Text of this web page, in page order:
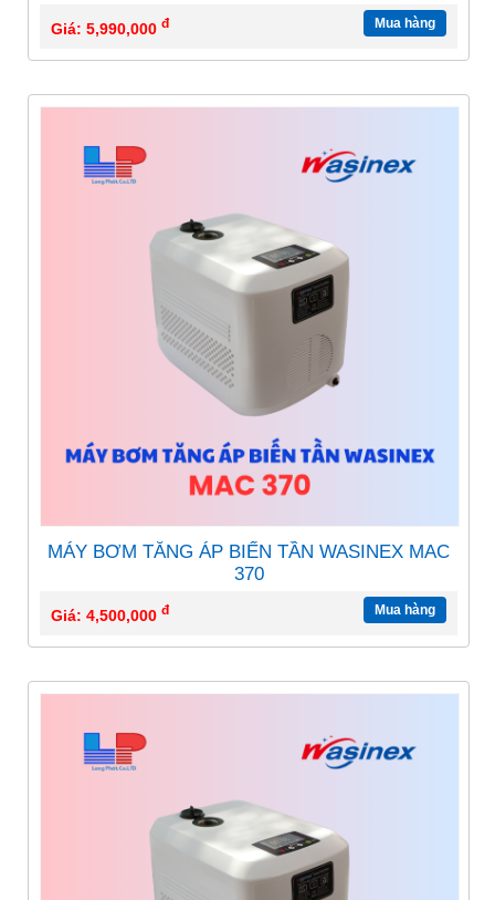
Giá: 5,990,000 đ Mua hàng
MÁY BƠM TĂNG ÁP BIẾN TẦN WASINEX MAC
370
Giá: 4,500,000 đ Mua hàng